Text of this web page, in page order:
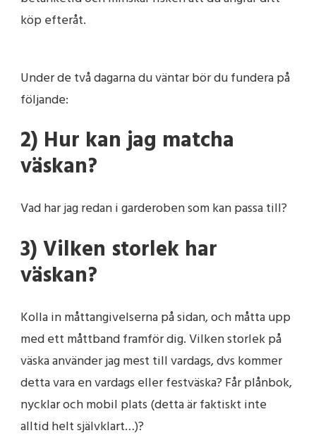
köp efteråt.
Under de två dagarna du väntar bör du fundera på
följande:
2) Hur kan jag matcha
väskan?
Vad har jag redan i garderoben som kan passa till?
3) Vilken storlek har
väskan?
Kolla in måttangivelserna på sidan, och måtta upp
med ett måttband framför dig. Vilken storlek på
väska använder jag mest till vardags, dvs kommer
detta vara en vardags eller festväska? Får plånbok,
nycklar och mobil plats (detta är faktiskt inte
alltid helt självklart…)?